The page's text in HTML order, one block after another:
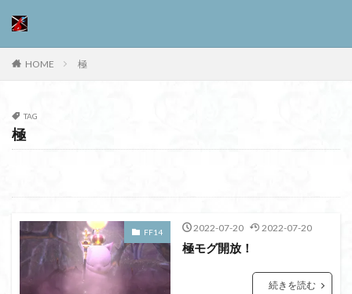
HOME 極
TAG
極
FF14 2022-07-20 2022-07-20
極モグ開放！
続きを読む